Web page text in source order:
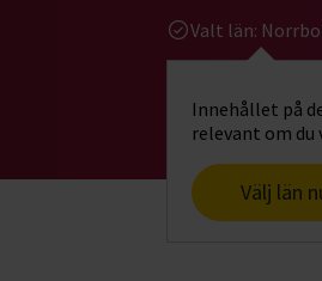
Valt län:
Innehållet på
relevant om du
Välj län
Gå till